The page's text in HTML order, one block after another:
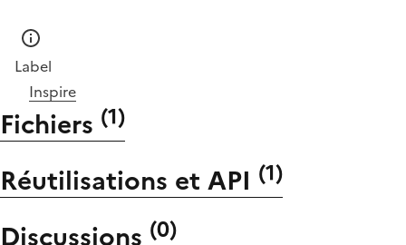
Label
Inspire
Fichiers (1)
Réutilisations et API (1)
Discussions (0)